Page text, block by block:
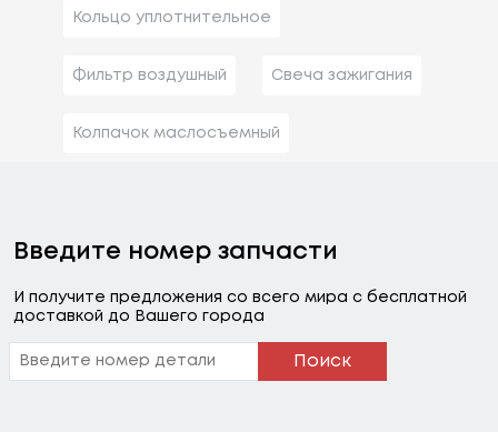
Кольцо уплотнительное
Фильтр воздушный Свеча зажигания
Колпачок маслосъемный
Введите номер запчасти
И получите предложения со всего мира с бесплатной
доставкой до Вашего города
Поиск